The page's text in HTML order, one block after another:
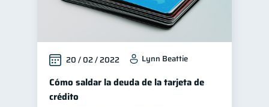
20 / 02 / 2022 Lynn Beattie
Cómo saldar la deuda de la tarjeta de
crédito